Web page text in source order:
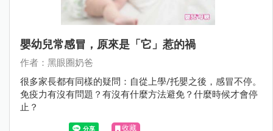
嬰幼兒常感冒，原來是「它」惹的禍
作者：黑眼圈奶爸
很多家長都有同樣的疑問：自從上學/托嬰之後，感冒不停。
免疫力有沒有問題？有沒有什麼方法避免？什麼時候才會停
止？
收藏